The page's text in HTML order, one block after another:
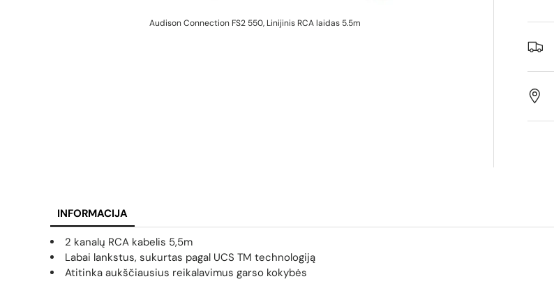
Audison Connection FS2 550, Linijinis RCA laidas 5.5m
INFORMACIJA
2 kanalų RCA kabelis 5,5m
Labai lankstus, sukurtas pagal UCS TM technologiją
Atitinka aukščiausius reikalavimus garso kokybės